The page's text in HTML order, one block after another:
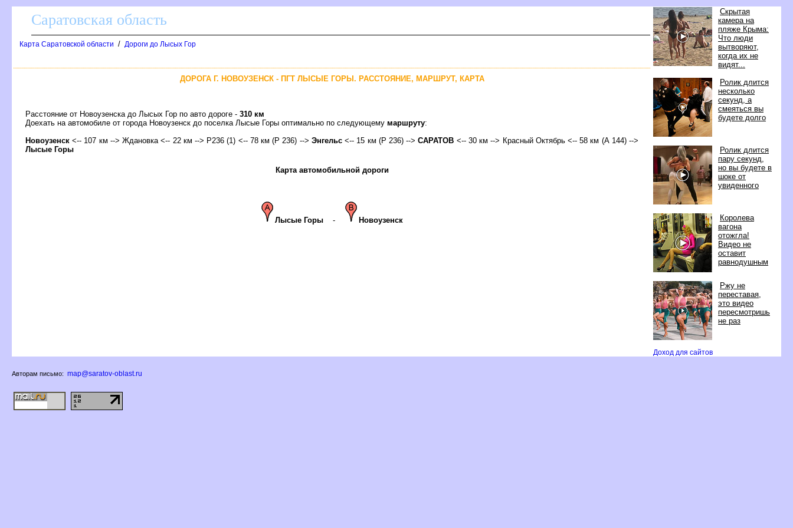
Скрытая
камера на
пляже Крыма:
Что люди
ытворяют,
когда их не
идят...
Ролик длится
несколько
секунд, а
смеяться вы
удете долго
Ролик длится
пару секунд,
но вы будете
шоке от
увиденного
Королева
агона
отожгла!
идео не
оставит
равнодушным
Ржу не
переставая,
это видео
пересмотришь
не раз
Доход для сайто
Саратовская область
Карта Саратовской области / Дороги до Лысых Гор
ДОРОГА Г. НОВОУЗЕНСК - ПГТ ЛЫСЫЕ ГОРЫ. РАССТОЯНИЕ, МАРШРУТ, КАРТА
Расстояние от Новоузенска до Лысых Гор по авто дороге - 310 км
Доехать на автомобиле от города Новоузенск до поселка Лысые Горы оптимально по следующему маршруту:
Новоузенск <-- 107 км --> Ждановка <-- 22 км --> Р236 (1) <-- 78 км (Р 236) --> Энгельс<-- 15 км (Р 236) -->САРАТО <-- 30 км --> Красный Октябрь <-- 58 км (А 144) -->
Лысые Горы
Карта автомобильной дороги
Лысые Горы - Новоузенск
Авторам письмо: map@saratov-oblast.ru